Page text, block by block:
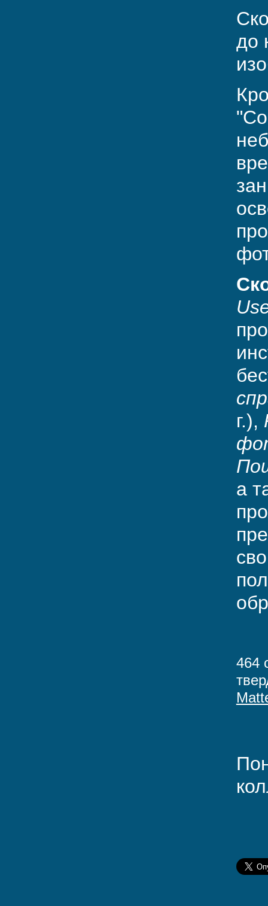
до
г.),
а
464